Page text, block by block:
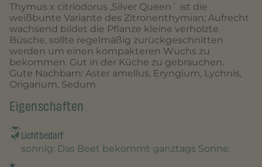
Thymus x citriodorus ‚Silver Queen´ ist die
weißbunte Variante des Zitronenthymian; Aufrecht
wachsend bildet die Pflanze kleine verholzte
Büsche, sollte regelmäßig zurückgeschnitten
werden um einen kompakteren Wuchs zu
bekommen. Gut in der Küche zu gebrauchen.
Gute Nachbarn: Aster amellus, Eryngium, Lychnis,
Origanum, Sedum
Eigenschaften
Lichtbedarf
sonnig: Das Beet bekommt ganztags Sonne.